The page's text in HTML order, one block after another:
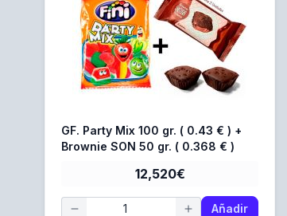
GF. Party Mix 100 gr. ( 0.43 € ) +
Brownie SON 50 gr. ( 0.368 € )
12,520€
Añadir